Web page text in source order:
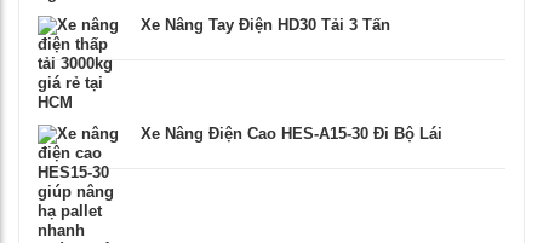
Xe Nâng Tay Điện HD30 Tải 3 Tấn
Xe Nâng Điện Cao HES-A15-30 Đi Bộ Lái